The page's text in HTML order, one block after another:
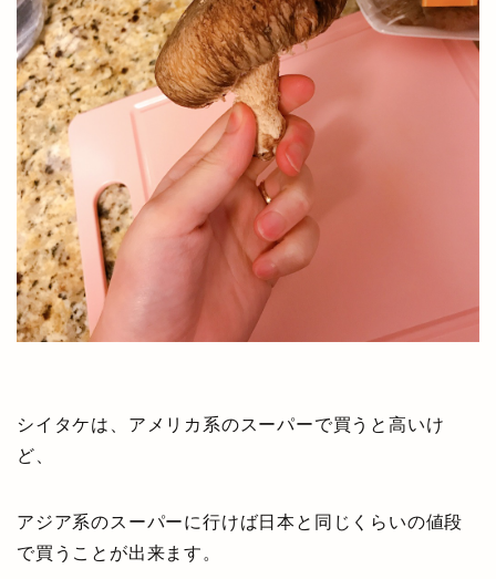
シイタケは、アメリカ系のスーパーで買うと高いけ
ど、
アジア系のスーパーに行けば日本と同じくらいの値段
で買うことが出来ます。